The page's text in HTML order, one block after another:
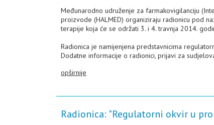
Međunarodno udruženje za farmakovigilanciju
proizvode (HALMED) organiziraju radionicu pod
terapije koja će se održati 3. i 4. travnja 2014.
Radionica je namijenjena predstavnicima
Dodatne informacije o radionici, prijavi za
opširnije
Radionica: "Regulatorni okvir u